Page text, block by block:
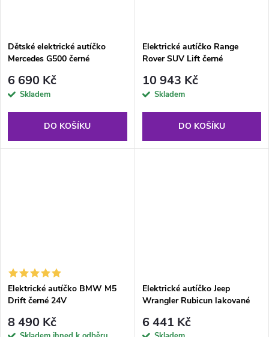
Dětské elektrické autíčko
Mercedes G500 černé
6 690 Kč
Skladem
DO KOŠÍKU
Elektrické autíčko Range
Rover SUV Lift černé
10 943 Kč
Skladem
DO KOŠÍKU
Elektrické autíčko BMW M5
Drift černé 24V
8 490 Kč
Elektrické autíčko Jeep
Wrangler Rubicun lakované
6 441 Kč